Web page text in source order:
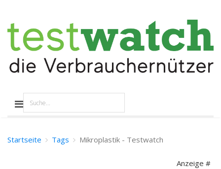
Startseite Tags Mikroplastik - Testwatch
Anzeige #